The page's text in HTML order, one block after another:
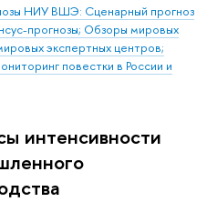
НИУ ВШЭ: Сценарный прогноз
прогнозы; Обзоры мировых
экспертных центров;
повестки в России и
интенсивности